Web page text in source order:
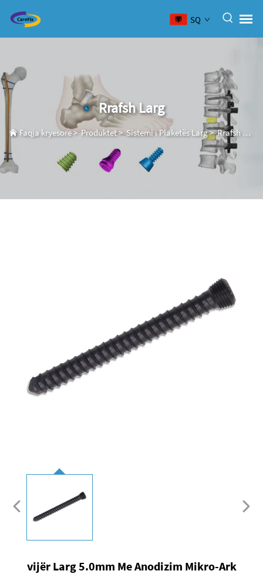
SQ
Rrafsh Larg
Faqja kryesore>Produktet> Sistemi i Plaketës Larg>Rrafsh Larg
vijër Larg 5.0mm Me Anodizim Mikro-Ark